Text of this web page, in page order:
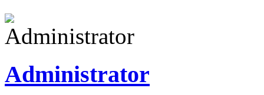
Administrator